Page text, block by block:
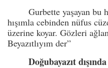
Gurbette yaşayan bu
hışımla cebinden nüfus
üzerine koyar. Gözleri
Beyazıtlıyım der”
Doğubayazıt dışında